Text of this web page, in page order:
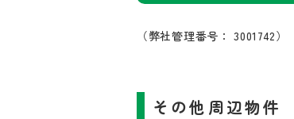
（弊社管理番号： 3001742）
その他周辺物件